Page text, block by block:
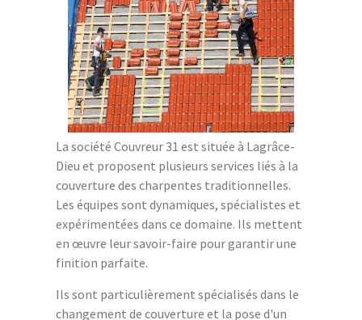
La société Couvreur 31 est située à Lagrâce-
Dieu et proposent plusieurs services liés à la
couverture des charpentes traditionnelles.
Les équipes sont dynamiques, spécialistes et
expérimentées dans ce domaine. Ils mettent
en œuvre leur savoir-faire pour garantir une
finition parfaite.
Ils sont particulièrement spécialisés dans le
changement de couverture et la pose d'un